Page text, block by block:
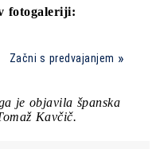
fotogaleriji:
Začni s predvajanjem
je objavila španska
Kavčič.